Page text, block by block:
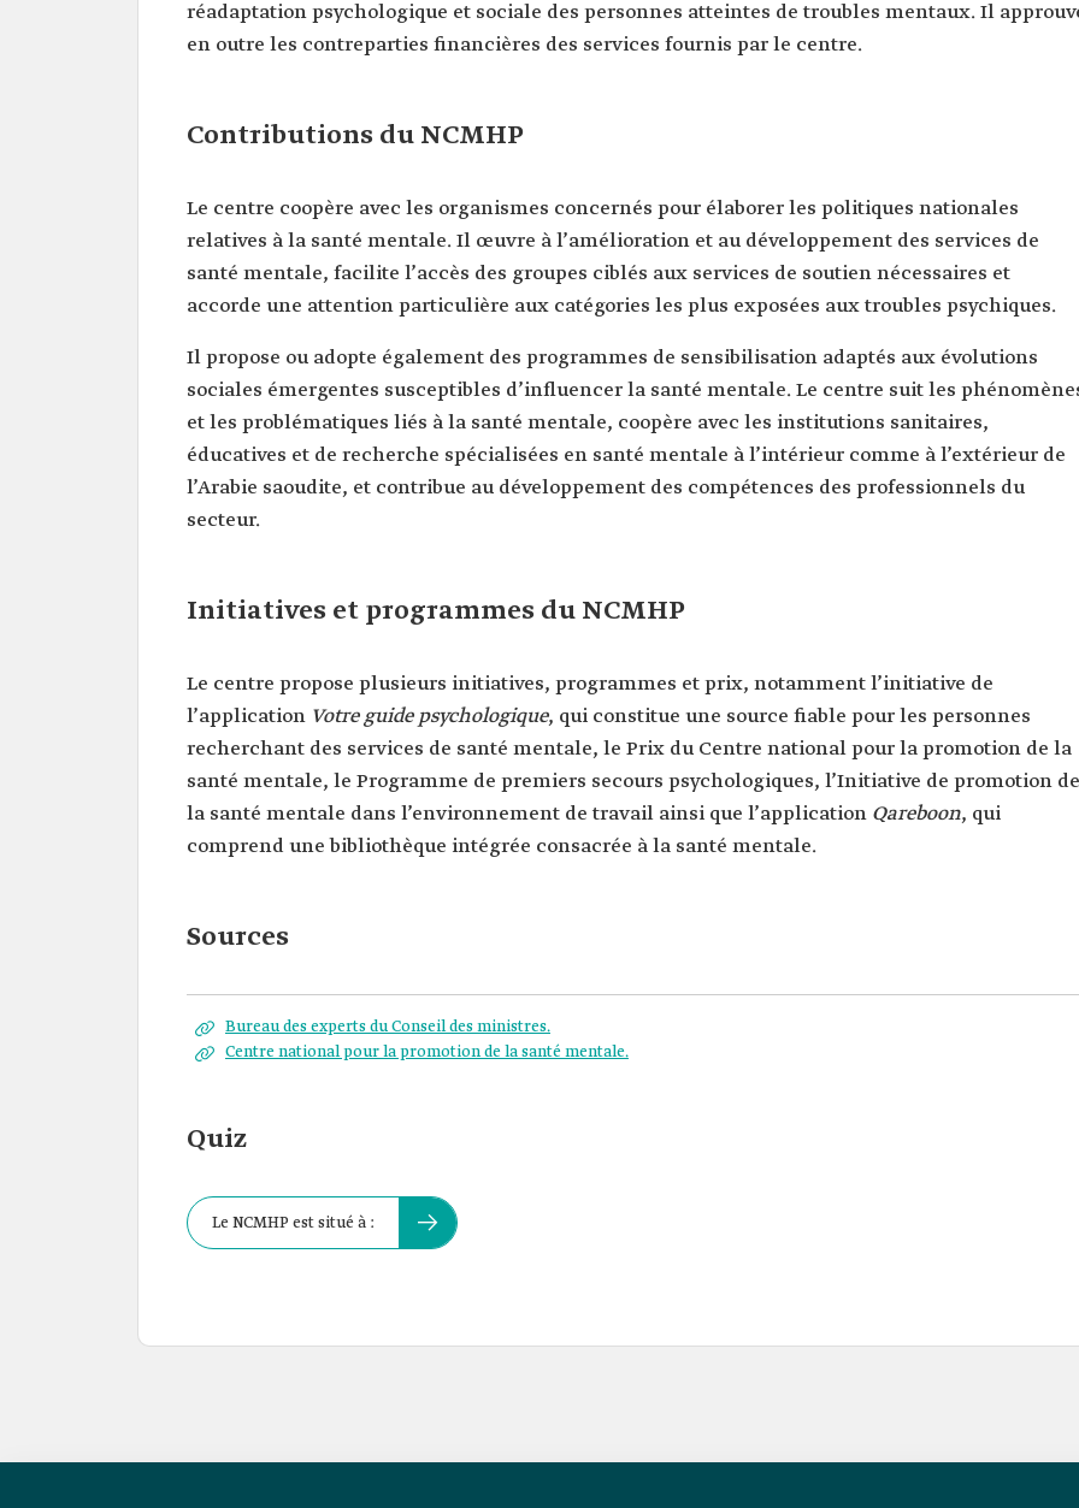
réadaptation psychologique et sociale des personnes atteintes de troubles mentaux. Il
en outre les contreparties financières des services fournis par le centre.
Contributions du NCMHP
Le centre coopère avec les organismes concernés pour élaborer les politiques nationales
relatives à la santé mentale. Il œuvre à l’amélioration et au développement des services de
santé mentale, facilite l’accès des groupes ciblés aux services de soutien nécessaires et
accorde une attention particulière aux catégories les plus exposées aux troubles psychiques.
Il propose ou adopte également des programmes de sensibilisation adaptés aux évolutions
sociales émergentes susceptibles d’influencer la santé mentale. Le centre suit les
et les problématiques liés à la santé mentale, coopère avec les institutions sanitaires,
éducatives et de recherche spécialisées en santé mentale à l’intérieur comme à l’extérieur de
l’Arabie saoudite, et contribue au développement des compétences des professionnels du
secteur.
Initiatives et programmes du NCMHP
Le centre propose plusieurs initiatives, programmes et prix, notamment l’initiative de
l’application Votre guide psychologique, qui constitue une source fiable pour les personnes
recherchant des services de santé mentale, le Prix du Centre national pour la promotion de la
santé mentale, le Programme de premiers secours psychologiques, l’Initiative de promotion de
la santé mentale dans l’environnement de travail ainsi que l’application Qareboon, qui
comprend une bibliothèque intégrée consacrée à la santé mentale.
Sources
Bureau des experts du Conseil des ministres.
Centre national pour la promotion de la santé mentale.
Quiz
Le NCMHP est situé à :